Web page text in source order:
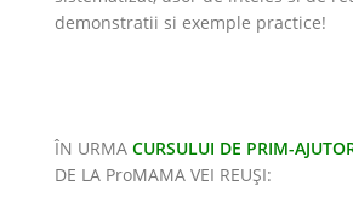
demonstratii si exemple practice!
ÎN URMA CURSULUI DE PRIM-
DE LA ProMAMA VEI REUȘI: